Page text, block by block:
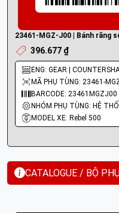
23461-MGZ-J00 | Bánh răng
396.677 ₫
MÃ PHỤ TÙNG: 23461-
BARCODE: 23461MGZJ00
MODEL XE: Rebel 500
CATALOGUE / BỘ